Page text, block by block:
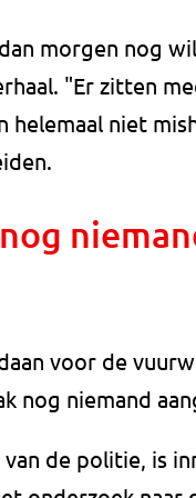
morgen nog
"Er zitten
niet
voor de
nog niemand
de politie, is